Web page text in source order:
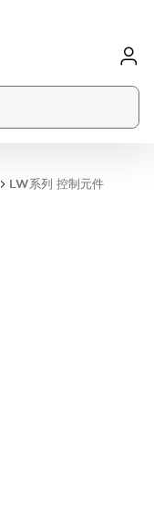
LW系列 控制元件